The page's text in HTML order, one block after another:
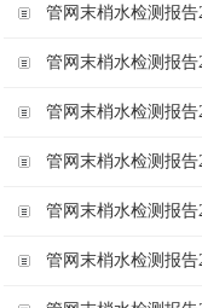
管网末梢水检测报告
管网末梢水检测报告
管网末梢水检测报告
管网末梢水检测报告
管网末梢水检测报告
管网末梢水检测报告